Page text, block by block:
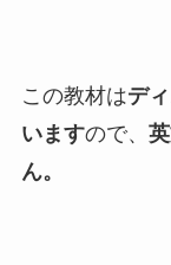
この教材はデ
いますので、
ん。